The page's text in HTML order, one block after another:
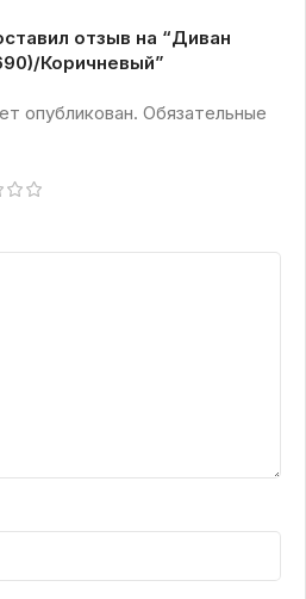
отзыв на “Диван
Коричневый”
опубликован. Обязательные